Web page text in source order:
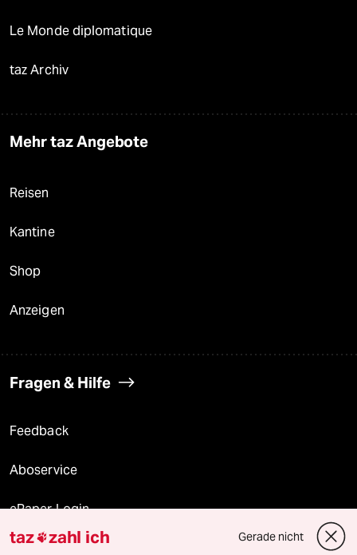
Le Monde diplomatique
taz Archiv
Mehr taz Angebote
Reisen
Kantine
Shop
Anzeigen
Fragen & Hilfe
Feedback
Aboservice
ePaper Login
Downloads für Abonnierende
taz zahl ich Gerade nicht